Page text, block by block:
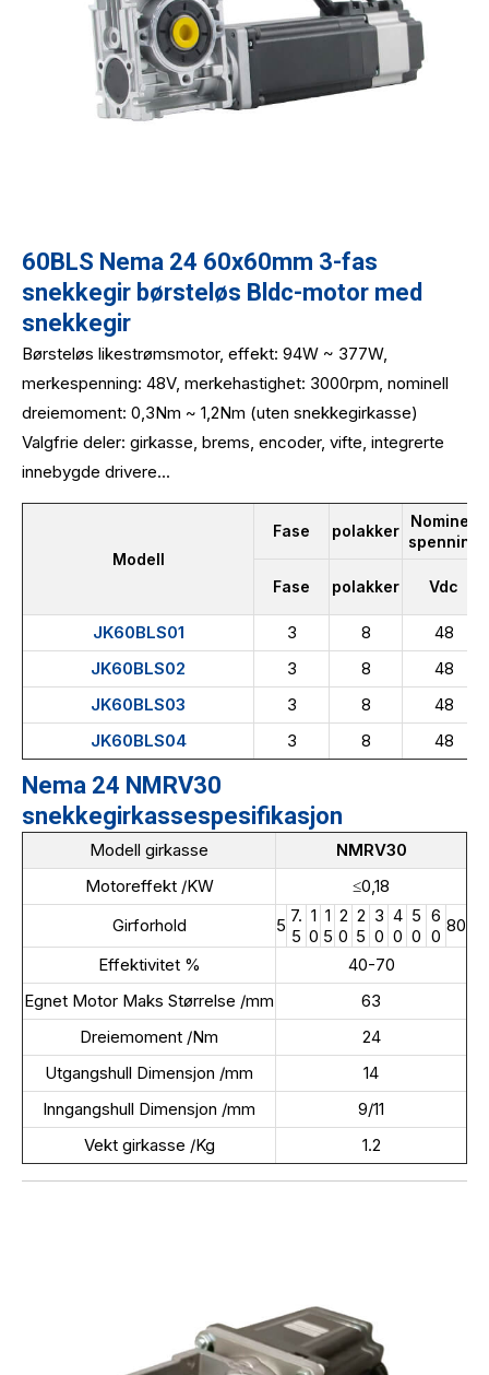
60BLS Nema 24 60x60mm 3-fas
snekkegir børsteløs Bldc-motor med
snekkegir
Børsteløs likestrømsmotor, effekt: 94W ~ 377W,
merkespenning: 48V, merkehastighet: 3000rpm, nominell
dreiemoment: 0,3Nm ~ 1,2Nm (uten snekkegirkasse)
Valgfrie deler: girkasse, brems, encoder, vifte, integrerte
innebygde drivere...
Modell
Fase polakker
Nominell
spenning
Fase polakker Vdc
JK60BLS01 3 8
48
JK60BLS02
3 8
48
JK60BLS03
3 8
48
JK60BLS04
3 8 48
Nema 24 NMRV30
snekkegirkassespesifikasjon
Modell girkasse
NMRV30
Motoreffekt /KW
≤0,18
Girforhold
5 7.
5
1
0
1
5
2
0
2
5
3
0
4
0
5
0
6
0
80
Effektivitet %
40-70
Egnet Motor Maks Størrelse /mm
63
Dreiemoment /Nm
24
Utgangshull Dimensjon /mm
14
Inngangshull Dimensjon /mm
9/11
Vekt girkasse /Kg
1.2